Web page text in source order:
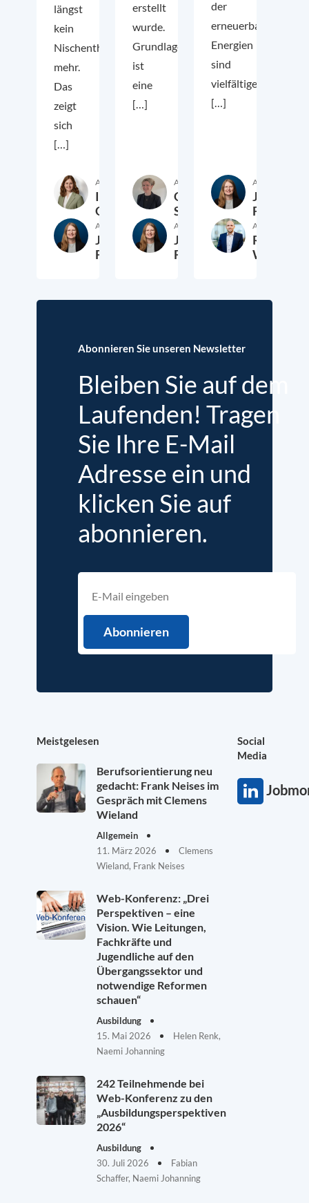
längst
kein
Nischenthema
mehr.
Das
zeigt
sich
[…]
Autor:in
Ina
Grimm
Autor:in
Jana
Fingerhut15. Juli 2026
erstellt
wurde.
Grundlage
ist
eine
[…]
Autor:in
Greta
Schimanski
Autor:in
Jana
Fingerhut9. Juli 2026
der
erneuerbaren
Energien
sind
vielfältige
[…]
Autor:in
Jana
Fingerhut
Autor:in
Roman
Wink
Abonnieren Sie unseren Newsletter
Bleiben Sie auf dem
Laufenden! Tragen
Sie Ihre E-Mail
Adresse ein und
klicken Sie auf
abonnieren.
Meistgelesen
Berufsorientierung neu
gedacht: Frank Neises im
Gespräch mit Clemens
Wieland
Allgemein
11. März 2026
Clemens
Wieland, Frank Neises
Web-Konferenz: „Drei
Perspektiven – eine
Vision. Wie Leitungen,
Fachkräfte und
Jugendliche auf den
Übergangssektor und
notwendige Reformen
schauen“
Ausbildung
15. Mai 2026
Helen Renk,
Naemi Johanning
242 Teilnehmende bei
Web-Konferenz zu den
„Ausbildungsperspektiven
2026“
Ausbildung
30. Juli 2026
Fabian
Schaffer, Naemi Johanning
Social
Media